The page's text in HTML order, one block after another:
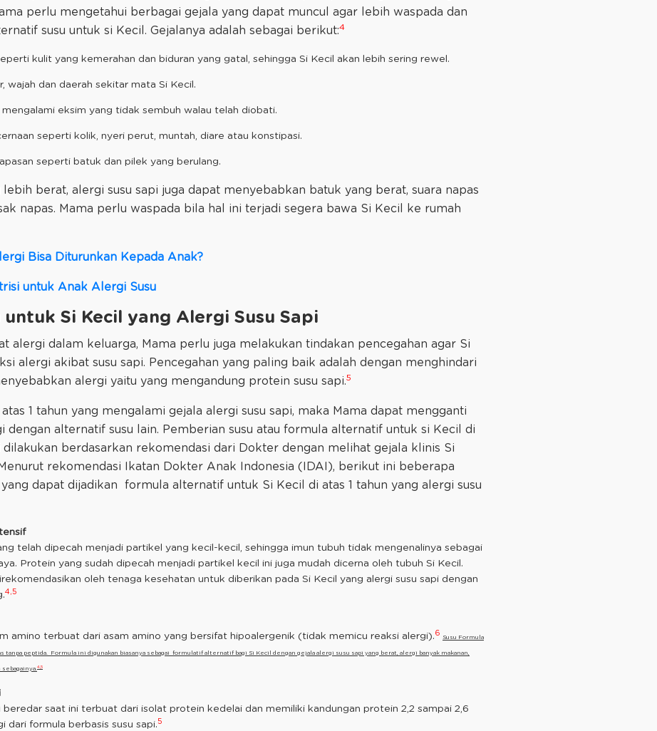
perlu mengetahui berbagai gejala yang dapat muncul agar lebih waspada dan
susu untuk si Kecil. Gejalanya adalah sebagai berikut:4
kulit yang kemerahan dan biduran yang gatal, sehingga Si Kecil akan lebih sering rewel.
wajah dan daerah sekitar mata Si Kecil.
mengalami eksim yang tidak sembuh walau telah diobati.
seperti kolik, nyeri perut, muntah, diare atau konstipasi.
seperti batuk dan pilek yang berulang.
lebih berat, alergi susu sapi juga dapat menyebabkan batuk yang berat, suara napas
napas. Mama perlu waspada bila hal ini terjadi segera bawa Si Kecil ke rumah
Bisa Diturunkan Kepada Anak?
untuk Anak Alergi Susu
Si Kecil yang Alergi Susu Sapi
alergi dalam keluarga, Mama perlu juga melakukan tindakan pencegahan agar Si
alergi akibat susu sapi. Pencegahan yang paling baik adalah dengan menghindari
alergi yaitu yang mengandung protein susu sapi.5
1 tahun yang mengalami gejala alergi susu sapi, maka Mama dapat mengganti
dengan alternatif susu lain. Pemberian susu atau formula alternatif untuk si Kecil di
dilakukan berdasarkan rekomendasi dari Dokter dengan melihat gejala klinis Si
rekomendasi Ikatan Dokter Anak Indonesia (IDAI), berikut ini beberapa
dapat dijadikan formula alternatif untuk Si Kecil di atas 1 tahun yang alergi susu
telah dipecah menjadi partikel yang kecil-kecil, sehingga imun tubuh tidak mengenalinya sebagai
Protein yang sudah dipecah menjadi partikel kecil ini juga mudah dicerna oleh tubuh Si Kecil.
oleh tenaga kesehatan untuk diberikan pada Si Kecil yang alergi susu sapi dengan
4,5
amino terbuat dari asam amino yang bersifat hipoalergenik (tidak memicu reaksi alergi). 6
Susu Formula
tanpa peptida. Formula ini digunakan biasanya sebagai formulatif alternatif bagi Si Kecil dengan gejala alergi susu sapi yang berat, alergi banyak makanan,
4,5
beredar saat ini terbuat dari isolat protein kedelai dan memiliki kandungan protein 2,2 sampai 2,6
dari formula berbasis susu sapi.5